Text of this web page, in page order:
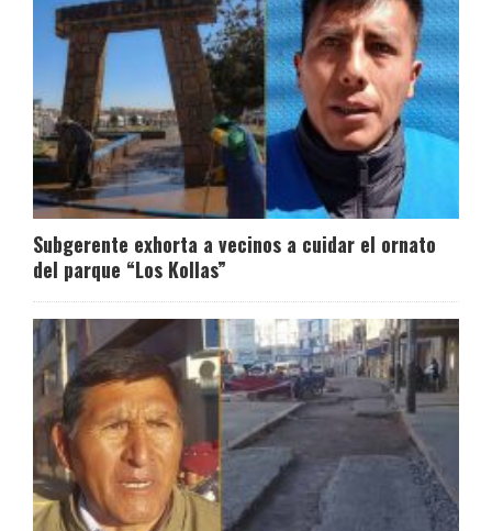
Subgerente exhorta a vecinos a cuidar el ornato
del parque “Los Kollas”